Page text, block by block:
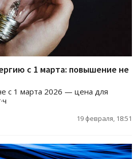
с 1 марта: повышение не
с 1 марта 2026 — цена для
19 февраля, 18:51